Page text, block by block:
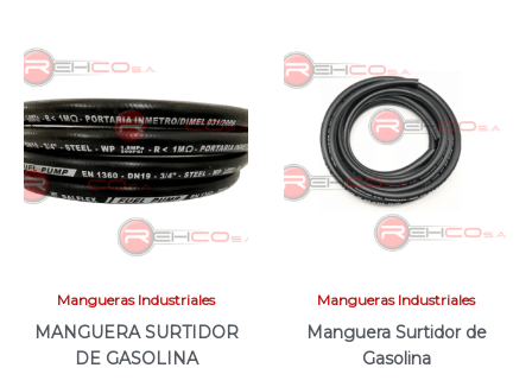
Mangueras Industriales
MANGUERA SURTIDOR
DE GASOLINA
Mangueras Industriales
Manguera Surtidor de
Gasolina